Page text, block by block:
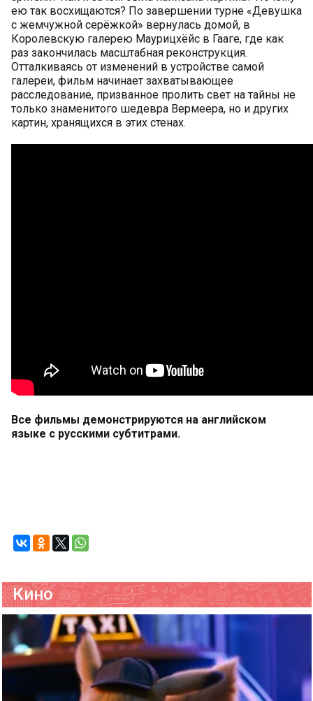
ею так восхищаются? По завершении турне «Девушка
с жемчужной серёжкой» вернулась домой, в
Королевскую галерею Маурицхёйс в Гааге, где как
раз закончилась масштабная реконструкция.
Отталкиваясь от изменений в устройстве самой
галереи, фильм начинает захватывающее
расследование, призванное пролить свет на тайны не
только знаменитого шедевра Вермеера, но и других
картин, хранящихся в этих стенах.
Все фильмы демонстрируются на английском
языке с русскими субтитрами.
Кино